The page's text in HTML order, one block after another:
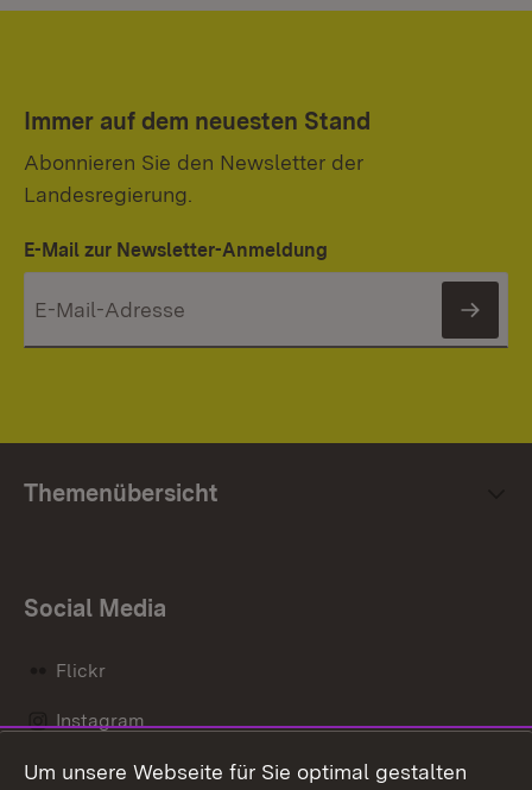
Immer auf dem neuesten Stand
Abonnieren Sie den Newsletter der
Landesregierung.
E-Mail zur Newsletter-Anmeldung
Themenübersicht
Social Media
Flickr
Instagram
Social Wall
Um unsere Webseite für Sie optimal gestalten